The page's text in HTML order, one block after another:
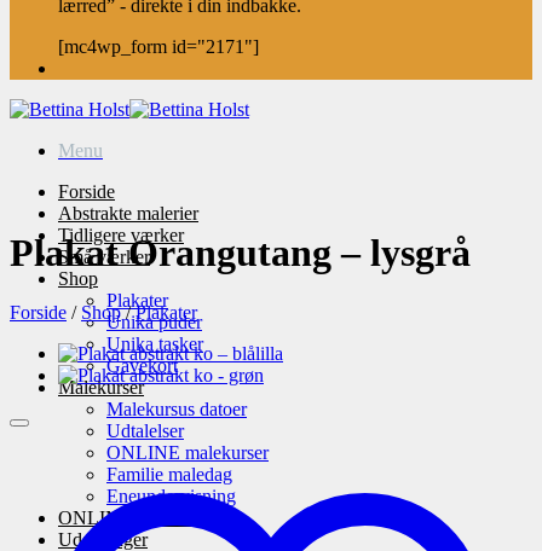
lærred” - direkte i din indbakke.
[mc4wp_form id="2171"]
Menu
Forside
Abstrakte malerier
Tidligere værker
Små værker
Shop
Plakater
Unika puder
Unika tasker
Gavekort
Malekurser
Malekursus datoer
Udtalelser
ONLINE malekurser
Familie maledag
Eneundervisning
ONLINE maleskole
Udstillinger
Plakat Orangutang – lysgrå
Forside / Shop / Plakater